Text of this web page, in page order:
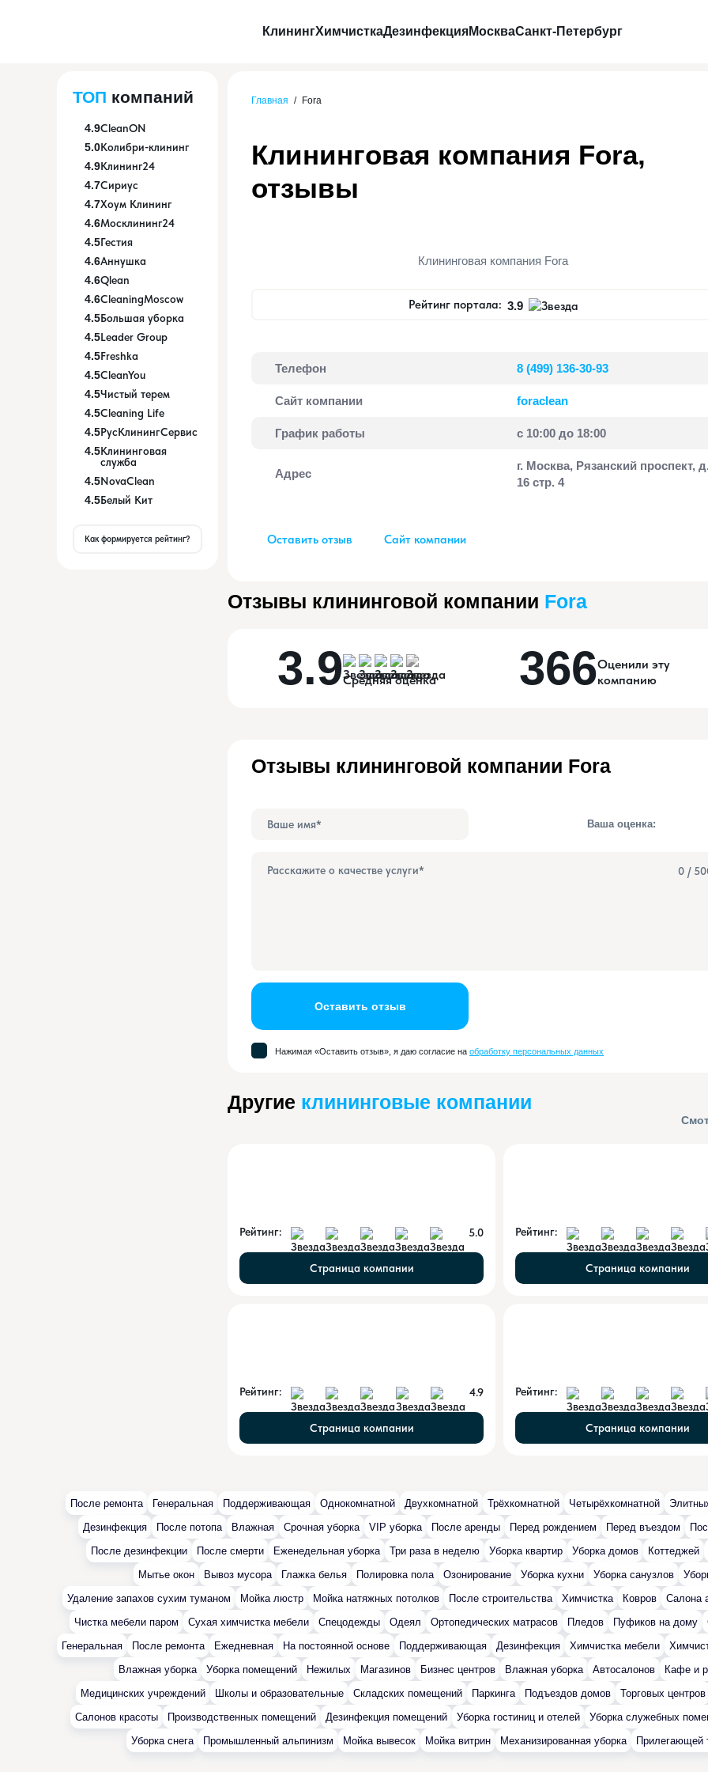
КлинингХимчисткаДезинфекцияМоскваСанкт-Петербург
ТОП компаний
4.9CleanON
5.0Колибри-клининг
4.9Клининг24
4.7Сириус
4.7Хоум Клининг
4.6Москлининг24
4.5Гестия
4.6Аннушка
4.6Qlean
4.6CleaningMoscow
4.5Большая уборка
4.5Leader Group
4.5Freshka
4.5CleanYou
4.5Чистый терем
4.5Cleaning Life
4.5РусКлинингСервис
4.5Клининговая
служба
4.5NovaClean
4.5Белый Кит
Как формируется рейтинг?
Главная / Fora
Клининговая компания Fora,
отзывы
Клининговая компания Fora
Рейтинг портала: 3.9
Телефон 8 (499) 136-30-93
Сайт компании foraclean
График работы c 10:00 до 18:00
Адрес
г. Москва, Рязанский проспект,
16 стр. 4
Оставить отзыв Сайт компании
Отзывы клининговой компании Fora
3.9Средняя оценка 366Оценили эту
компанию
Отзывы клининговой компании Fora
Ваша оценка:
0 /
Оставить отзыв
Нажимая «Оставить отзыв», я даю согласие на обработку персональных данных
Другие клининговые компании
Рейтинг: 5.0
Страница компании
Рейтинг:
Страница компании
Рейтинг: 4.9
Страница компании
Рейтинг:
Страница компании
После ремонта Генеральная Поддерживающая Однокомнатной Двухкомнатной Трёхкомнатной Четырёхкомнатной
Дезинфекция
После потопа Влажная Cрочная уборка VIP уборка После аренды Перед рождением Перед въездом
После дезинфекции
После смерти Еженедельная уборка Три раза в неделю Уборка квартир Уборка домов
Коттеджей
Мытье окон
Вывоз мусора Глажка белья Полировка пола Озонирование Уборка кухни Уборка санузлов
Удаление запахов сухим туманом
Мойка люстр Мойка натяжных потолков После строительства Химчистка Ковров
Салона
Чистка мебели паром
Сухая химчистка мебели Спецодежды Одеял Ортопедических матрасов Пледов Пуфиков на дому
Генеральная
После ремонта Ежедневная На постоянной основе Поддерживающая Дезинфекция Химчистка мебели
Влажная уборка
Уборка помещений Нежилых Магазинов Бизнес центров Влажная уборка Автосалонов
Кафе и
Медицинских учреждений
Школы и образовательные Складских помещений Паркинга Подъездов домов
Торговых центров
Салонов красоты
Производственных помещений Дезинфекция помещений Уборка гостиниц и отелей
Уборка служебных
Уборка снега
Промышленный альпинизм Мойка вывесок Мойка витрин Механизированная уборка Прилегающей